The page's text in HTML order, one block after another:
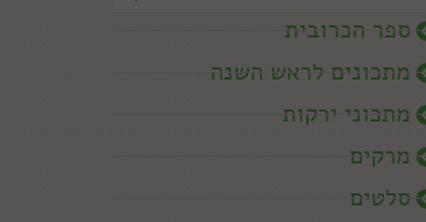
ספר הכרובית
מתכונים לראש השנה
מתכוני ירקות
מרקים
סלטים